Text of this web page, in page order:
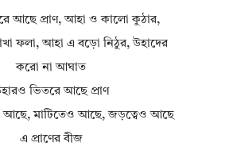
আছে প্রাণ, আহা ও কালো কুঠার,
ফলা, আহা এ বড়ো নিঠুর, উহাদের
করো না আঘাত
ভিতরে আছে প্রাণ
মাটিতেও আছে, জড়ত্বেও আছে
এ প্রাণের বীজ